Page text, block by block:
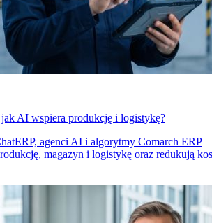
jak AI wspiera produkcję i logistykę?
agenci AI i algorytmy Comarch ERP
magazyn i logistykę oraz redukują